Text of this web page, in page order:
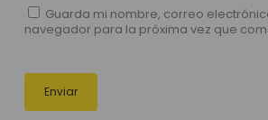
Guarda mi nombre, correo
navegador para la próxima vez que